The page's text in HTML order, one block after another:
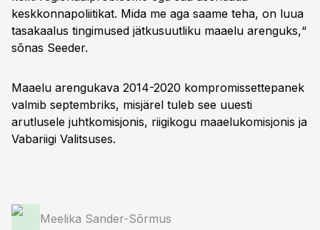
keskkonnapoliitikat. Mida me aga saame teha, on luua
tasakaalus tingimused jätkusuutliku maaelu arenguks,“
sõnas Seeder.
Maaelu arengukava 2014-2020 kompromissettepanek
valmib septembriks, misjärel tuleb see uuesti
arutlusele juhtkomisjonis, riigikogu maaelukomisjonis ja
Vabariigi Valitsuses.
Meelika Sander-Sõrmus